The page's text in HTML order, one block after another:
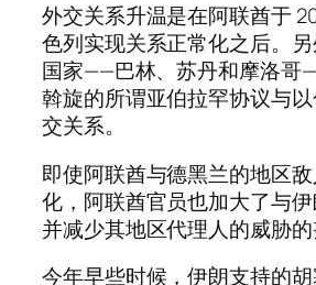
外交关系升温是在阿联酋于
色列实现关系正常化之后。
国家——巴林、苏丹和摩洛哥
斡旋的所谓亚伯拉罕协议与
交关系。
即使阿联酋与德黑兰的地区
化，阿联酋官员也加大了与
并减少其地区代理人的威胁的
今年早些时候，伊朗支持的